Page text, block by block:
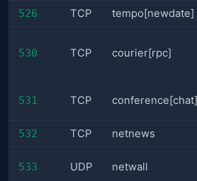
526 TCP tempo[newdate]
530 TCP courier[rpc]
531 TCP conference[chat]
532 TCP netnews
533 UDP netwall